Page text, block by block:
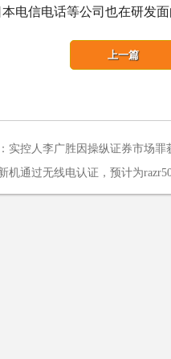
电信电话等公司也在研发
实控人李广胜因操纵证券市场罪
机通过无线电认证，预计为
上一篇